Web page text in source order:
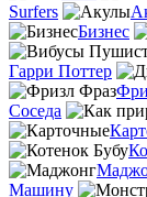
Surfers
Бизнес
Гарри Поттер
Соседа
Машину